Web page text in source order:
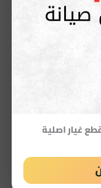
غيار اصلية
الساحل الشمالي
اختيار مركز صيانة
الأولى نحو إصلاح آمن
بخدمة سريعة وضمان
سرعة التعامل مع